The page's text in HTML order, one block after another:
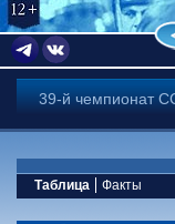
39-й чемпионат
Таблица Факты